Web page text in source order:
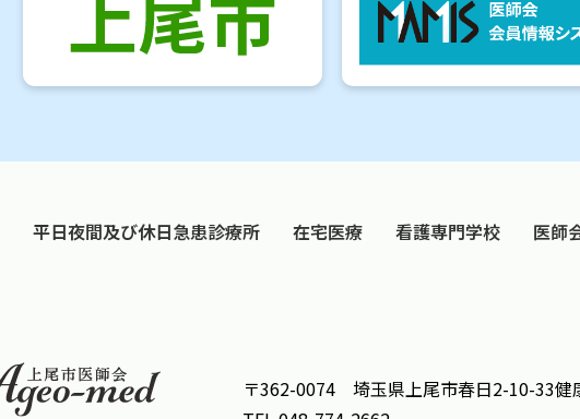
平日夜間及び休日急患診療所 在宅医療 看護専門学校 医師
〒362-0074 埼玉県上尾市春日2-10-33健